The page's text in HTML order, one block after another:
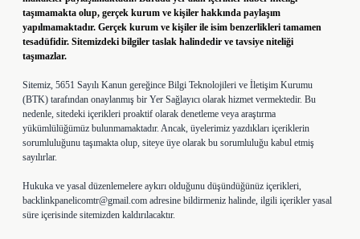
taşımamakta olup, gerçek kurum ve kişiler hakkında paylaşım
yapılmamaktadır. Gerçek kurum ve kişiler ile isim benzerlikleri tamamen
tesadüfidir. Sitemizdeki bilgiler taslak halindedir ve tavsiye niteliği
taşımazlar.
Sitemiz, 5651 Sayılı Kanun gereğince Bilgi Teknolojileri ve İletişim Kurumu
(BTK) tarafından onaylanmış bir Yer Sağlayıcı olarak hizmet vermektedir. Bu
nedenle, sitedeki içerikleri proaktif olarak denetleme veya araştırma
yükümlülüğümüz bulunmamaktadır. Ancak, üyelerimiz yazdıkları içeriklerin
sorumluluğunu taşımakta olup, siteye üye olarak bu sorumluluğu kabul etmiş
sayılırlar.
Hukuka ve yasal düzenlemelere aykırı olduğunu düşündüğünüz içerikleri,
backlinkpanelicomtr@gmail.com adresine bildirmeniz halinde, ilgili içerikler yasal
süre içerisinde sitemizden kaldırılacaktır.